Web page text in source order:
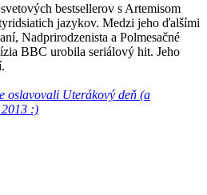
bestsellerov s Artemisom
jazykov. Medzi jeho ďalšími
Nadprirodzenista a Polmesačné
BBC urobila seriálový hit. Jeho
oslavovali Uterákový deň (a
:)